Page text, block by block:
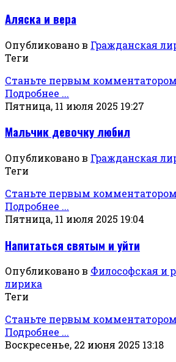
Аляска и вера
Опубликовано в Гражданская
Теги
Станьте первым
Подробнее ...
Пятница, 11 июля 2025 19:27
Мальчик девочку любил
Опубликовано в Гражданская
Теги
Станьте первым
Подробнее ...
Пятница, 11 июля 2025 19:04
Напитаться святым и уйти
Опубликовано в Философская и
лирика
Теги
Станьте первым
Подробнее ...
Воскресенье, 22 июня 2025 13:18